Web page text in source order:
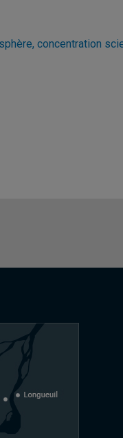
concentration